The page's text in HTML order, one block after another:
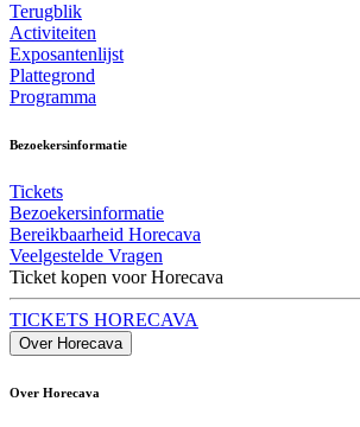
Terugblik
Activiteiten
Exposantenlijst
Plattegrond
Programma
Bezoekersinformatie
Tickets
Bezoekersinformatie
Bereikbaarheid Horecava
Veelgestelde Vragen
Ticket kopen voor Horecava
TICKETS HORECAVA
Over Horecava
Over Horecava